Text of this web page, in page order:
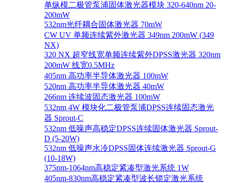
单纵模二极管泵浦固体激光器模块 320-640nm 20-
200mW
532nm光纤耦合固体激光器 70mW
CW UV 单频连续紫外激光器 349nm 200mW (349
NX)
320 NX 超窄线宽单频连续紫外DPSS激光器 320nm
200mW 线宽0.5MHz
405nm 高功率半导体激光器 100mW
520nm 高功率半导体激光器 40mW
266nm 连续波固态激光器 100mW
532nm 4W 模块化二极管泵浦DPSS连续固态激光
器 Sprout-C
532nm 低噪声高稳定DPSS连续固体激光器 Sprout-
D (5-20W)
532nm 低噪声水冷DPSS固体连续激光器 Sprout-G
(10-18W)
375nm-1064nm高稳定紧凑型激光系统 1W
405nm-830nm高稳定紧凑型波长锁定激光系统